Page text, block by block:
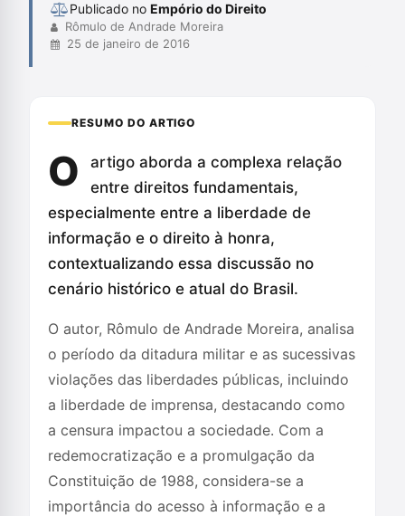
Publicado no Empório do Direito
Rômulo de Andrade Moreira
25 de janeiro de 2016
RESUMO DO ARTIGO
O
artigo aborda a complexa relação
entre direitos fundamentais,
especialmente entre a liberdade de
informação e o direito à honra,
contextualizando essa discussão no
cenário histórico e atual do Brasil.
O autor, Rômulo de Andrade Moreira, analisa
o período da ditadura militar e as sucessivas
violações das liberdades públicas, incluindo
a liberdade de imprensa, destacando como
a censura impactou a sociedade. Com a
redemocratização e a promulgação da
Constituição de 1988, considera-se a
importância do acesso à informação e a